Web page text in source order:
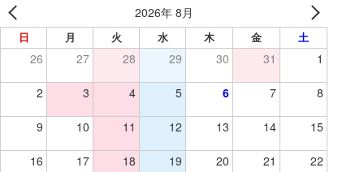
2026年 8月
日 月 火 水 木 金 土
26 27 28 29 30 31 1
2 3 4 5 6 7 8
9 10 11 12 13 14 15
16 17 18 19 20 21 22